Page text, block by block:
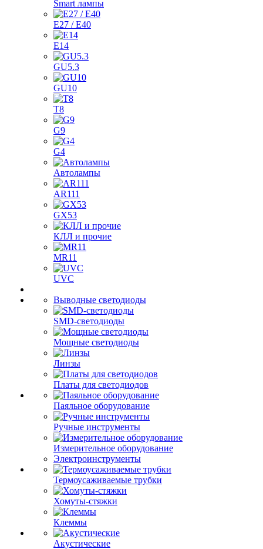
Smart лампы
E27 / E40
E14
GU5.3
GU10
T8
G9
G4
Автолампы
AR111
GX53
КЛЛ и прочие
MR11
UVC
Выводные светодиоды
SMD-светодиоды
Мощные светодиоды
Линзы
Платы для светодиодов
Паяльное оборудование
Ручные инструменты
Измерительное оборудование
Электроинструменты
Термоусаживаемые трубки
Хомуты-стяжки
Клеммы
Акустические